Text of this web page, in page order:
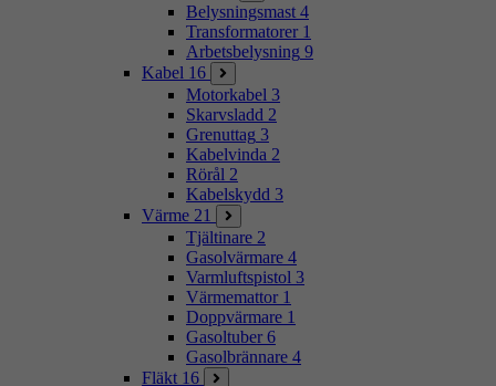
Belysningsmast 4
Transformatorer 1
Arbetsbelysning 9
Kabel 16
Motorkabel 3
Skarvsladd 2
Grenuttag 3
Kabelvinda 2
Rörål 2
Kabelskydd 3
Värme 21
Tjältinare 2
Gasolvärmare 4
Varmluftspistol 3
Värmemattor 1
Doppvärmare 1
Gasoltuber 6
Gasolbrännare 4
Fläkt 16